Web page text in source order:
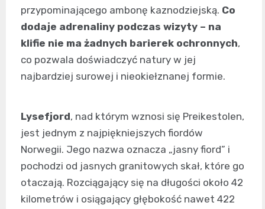
przypominającego ambonę kaznodziejską. Co
dodaje adrenaliny podczas wizyty – na
klifie nie ma żadnych barierek ochronnych,
co pozwala doświadczyć natury w jej
najbardziej surowej i nieokiełznanej formie.
Lysefjord, nad którym wznosi się Preikestolen,
jest jednym z najpiękniejszych fiordów
Norwegii. Jego nazwa oznacza „jasny fiord” i
pochodzi od jasnych granitowych skał, które go
otaczają. Rozciągający się na długości około 42
kilometrów i osiągający głębokość nawet 422